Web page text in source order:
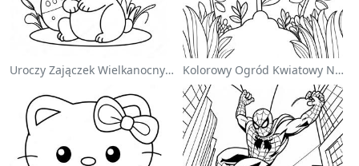
Uroczy Zajączek Wielkanocny Na Kolorowance Kolorowy Ogród Kwiatowy Na Kolorowance